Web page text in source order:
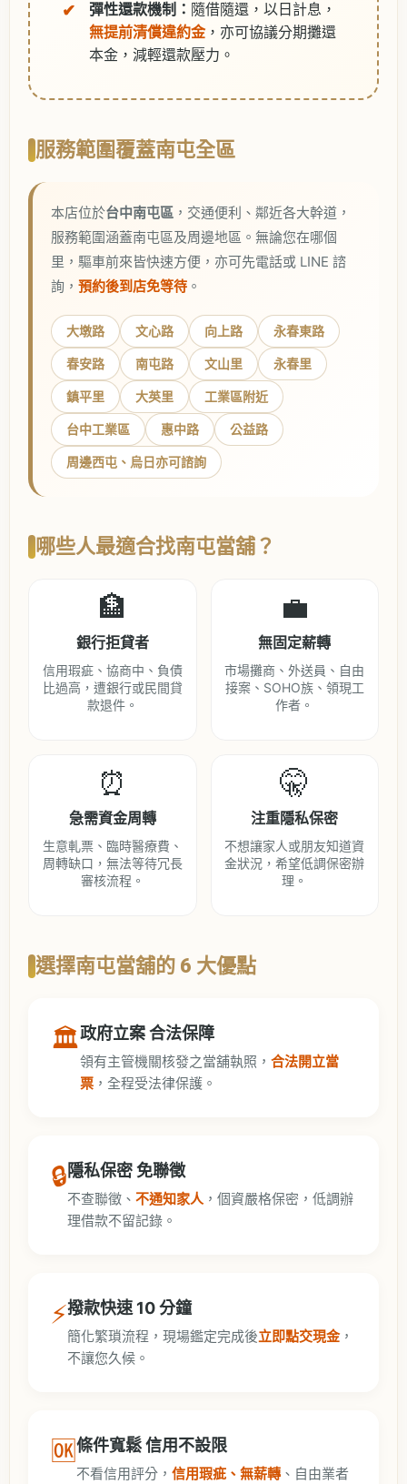
彈性還款機制： 隨借隨還，以日計息，
無提前清償違約金，亦可協議分期攤還
本金，減輕還款壓力。
服務範圍覆蓋南屯全區
本店位於台中南屯區 ，交通便利、鄰近各大幹道，
服務範圍涵蓋南屯區及周邊地區。無論您在哪個
里，驅車前來皆快速方便，亦可先電話或 LINE 諮
詢， 預約後到店免等待 。
大墩路 文心路 向上路 永春東路
春安路 南屯路 文山里 永春里
鎮平里 大英里 工業區附近
台中工業區 惠中路 公益路
周邊西屯、烏日亦可諮詢
哪些人最適合找南屯當舖？
🏦
銀行拒貸者
信用瑕疵、協商中、負債
比過高，遭銀行或民間貸
款退件。
💼
無固定薪轉
市場攤商、外送員、自由
接案、SOHO族、領現工
作者。
⏰
急需資金周轉
生意軋票、臨時醫療費、
周轉缺口，無法等待冗長
審核流程。
🤫
注重隱私保密
不想讓家人或朋友知道資
金狀況，希望低調保密辦
理。
選擇南屯當舖的 6 大優點
🏛️政府立案 合法保障
領有主管機關核發之當舖執照， 合法開立當
票 ，全程受法律保護。
🔒隱私保密 免聯徵
不查聯徵、 不通知家人，個資嚴格保密，低調辦
理借款不留記錄。
⚡撥款快速 10 分鐘
簡化繁瑣流程，現場鑑定完成後立即點交現金，
不讓您久候。
🆗條件寬鬆 信用不設限
不看信用評分， 信用瑕疵、無薪轉 、自由業者